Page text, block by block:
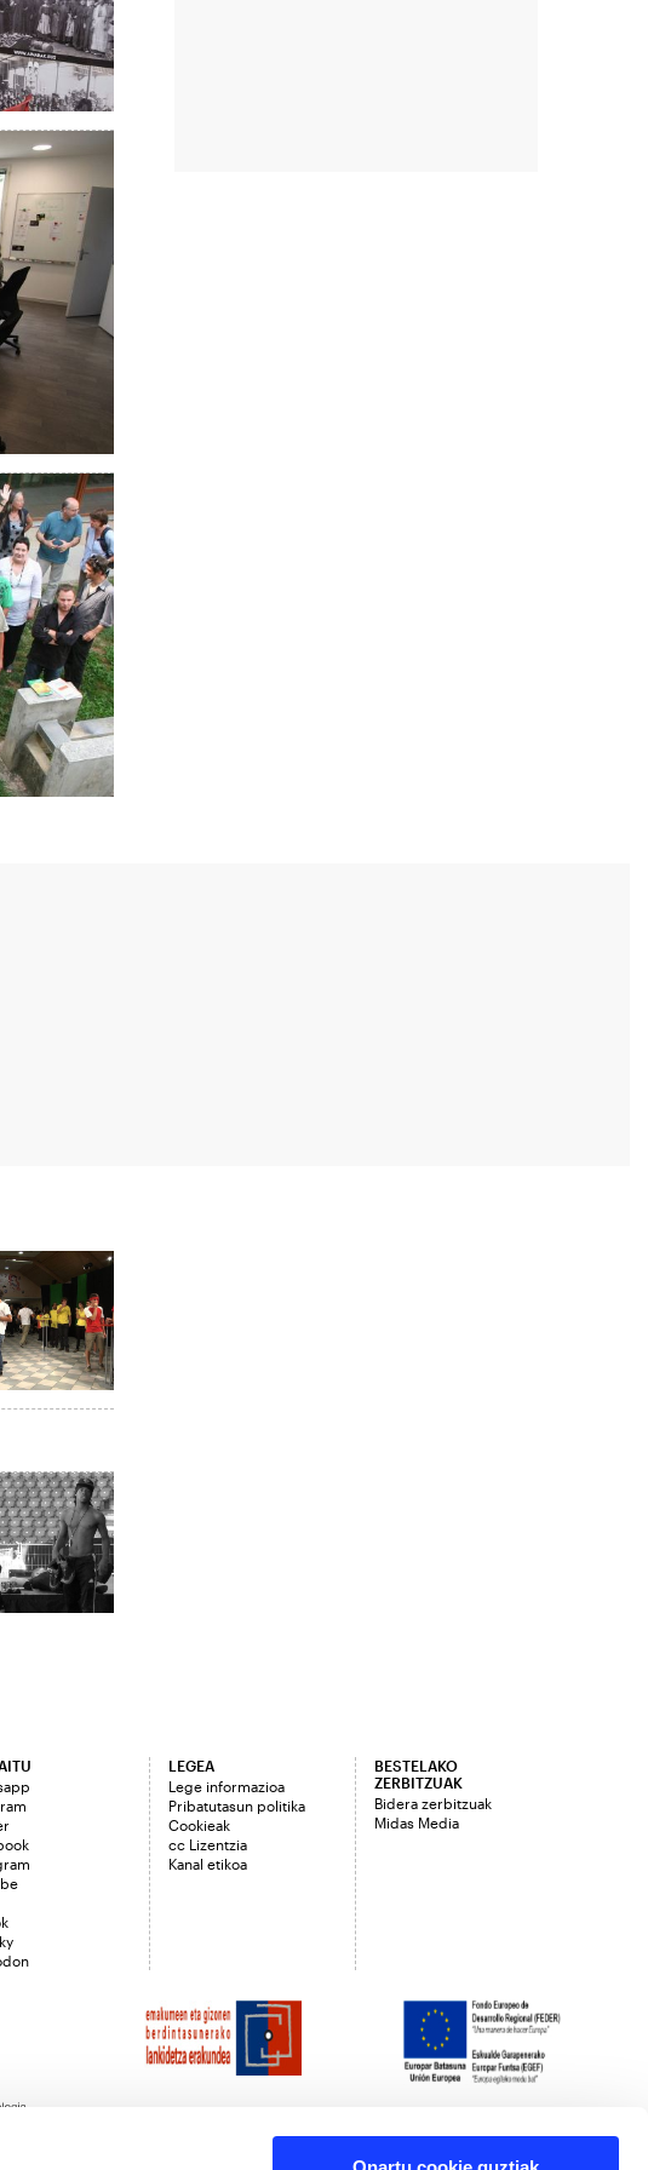
LEGEA
Lege informazioa
Pribatutasun politika
Cookieak
cc Lizentzia
Kanal etikoa
BESTELAKO
ZERBITZUAK
Bidera zerbitzuak
Midas Media